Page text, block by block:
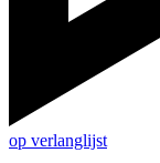
op verlanglijst